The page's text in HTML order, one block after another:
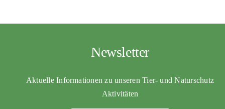
HELFER WERDEN
Newsletter
Aktuelle Informationen zu unseren Tier- und Naturschutz
Aktivitäten